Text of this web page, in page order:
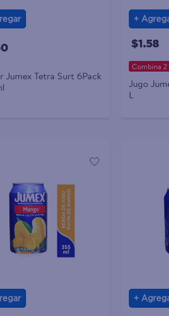
Jumex Tetra Surt 6Pack
$1.58
Combina 2
Jugo
L